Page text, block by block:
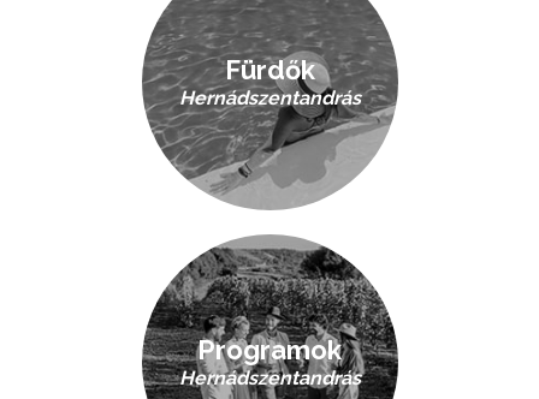
Fürdők
Hernádszentandrás
Programok
Hernádszentandrás